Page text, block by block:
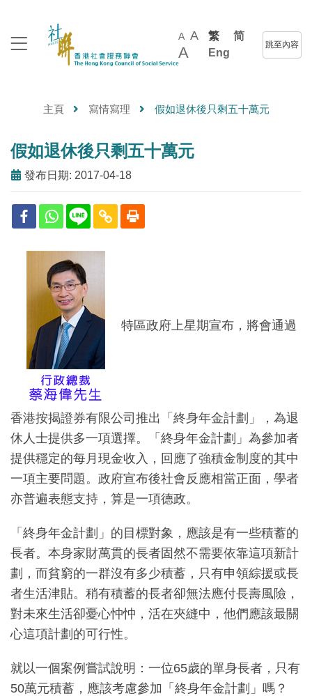
A A
A
繁
简
Eng
跳至內容
主頁 寫情寫理 假如退休後只剩五十萬元
假如退休後只剩五十萬元
發布日期: 2017-04-18
特區政府上星期宣布，將會通過
香港按揭證券有限公司推出「終身年金計劃」，為退
休人士提供多一項選擇。「終身年金計劃」為參加者
提供穩定的每月現金收入，回應了強積金制度的其中
一項主要問題。政府宣布後社會反應相當正面，學者
亦普遍表態支持，算是一項德政。
「終身年金計劃」的目標對象，應該是有一些積蓄的
長者。本身家財萬貫的長者固然不需要依靠這項新計
劃，而貧窮的一群沒有多少積蓄，只有申領綜援或長
者生活津貼。稍有積蓄的長者卻無法應付長壽風險，
對未來生活卻憂心忡忡，活在夾縫中，他們應該最關
心這項計劃的可行性。
就以一個案例嘗試說明：一位65歲的單身長者，只有
50萬元積蓄，應該考慮參加「終身年金計劃」嗎？